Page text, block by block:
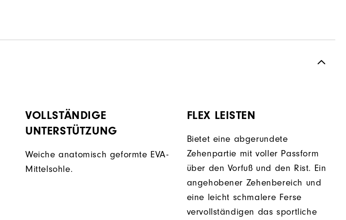
VOLLSTÄNDIGE
UNTERSTÜTZUNG
Weiche anatomisch geformte EVA-
Mittelsohle.
FLEX LEISTEN
Bietet eine abgerundete
Zehenpartie mit voller Passform
über den Vorfuß und den Rist. Ein
angehobener Zehenbereich und
eine leicht schmalere Ferse
vervollständigen das sportliche